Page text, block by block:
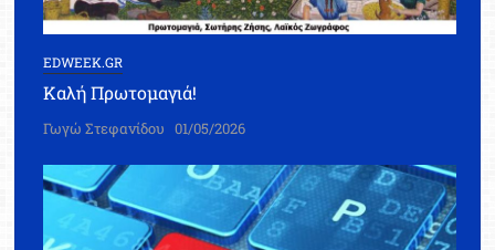
EDWEEK.GR
Καλή Πρωτομαγιά!
Γωγώ Στεφανίδου 01/05/2026